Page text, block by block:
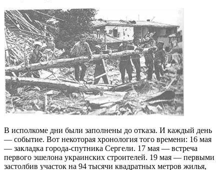
В исполкоме дни были заполнены до отказа. И каж­дый день
— событие. Вот некоторая хронология того времени: 16 мая
— закладка города-спутника Сергели. 17 мая — встреча
первого эшелона украинских строите­лей. 19 мая — первыми
застолбив участок на 94 тысячи квадратных метров жилья,